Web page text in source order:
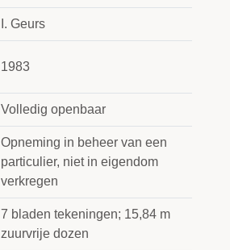
I. Geurs
1983
Volledig openbaar
Opneming in beheer van een
particulier, niet in eigendom
verkregen
7 bladen tekeningen; 15,84 m
zuurvrije dozen